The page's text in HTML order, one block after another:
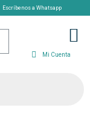
Escríbenos a Whatsapp
Mi Cuenta